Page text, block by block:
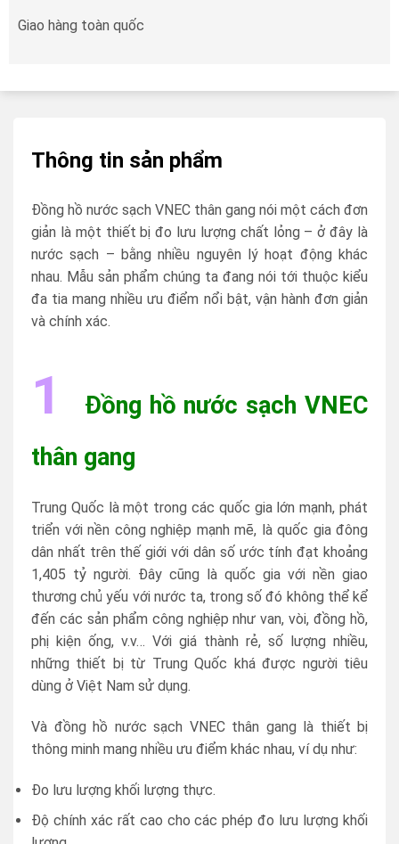
Giao hàng toàn quốc
Thông tin sản phẩm
Đồng hồ nước sạch VNEC thân gang nói một cách đơn
giản là một thiết bị đo lưu lượng chất lỏng – ở đây là
nước sạch – bằng nhiều nguyên lý hoạt động khác
nhau. Mẫu sản phẩm chúng ta đang nói tới thuộc kiểu
đa tia mang nhiều ưu điểm nổi bật, vận hành đơn giản
và chính xác.
1
Đồng hồ nước sạch VNEC
thân gang
Trung Quốc là một trong các quốc gia lớn mạnh, phát
triển với nền công nghiệp mạnh mẽ, là quốc gia đông
dân nhất trên thế giới với dân số ước tính đạt khoảng
1,405 tỷ người. Đây cũng là quốc gia với nền giao
thương chủ yếu với nước ta, trong số đó không thể kể
đến các sản phẩm công nghiệp như van, vòi, đồng hồ,
phị kiện ống, v.v… Với giá thành rẻ, số lượng nhiều,
những thiết bị từ Trung Quốc khá được người tiêu
dùng ở Việt Nam sử dụng.
Và đồng hồ nước sạch VNEC thân gang là thiết bị
thông minh mang nhiều ưu điểm khác nhau, ví dụ như:
Đo lưu lượng khối lượng thực.
Độ chính xác rất cao cho các phép đo lưu lượng khối